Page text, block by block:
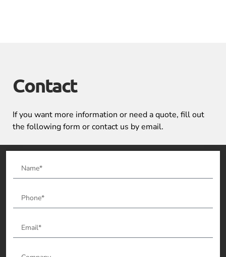
Contact
If you want more information or need a quote, fill out
the following form or contact us by email.